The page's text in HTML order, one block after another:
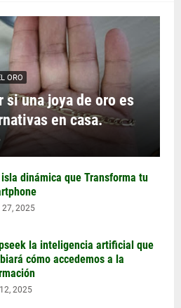
ORO
si una joya de oro es
en casa.
isla dinámica que Transforma tu
2025
la inteligencia artificial que
cómo accedemos a la
2025